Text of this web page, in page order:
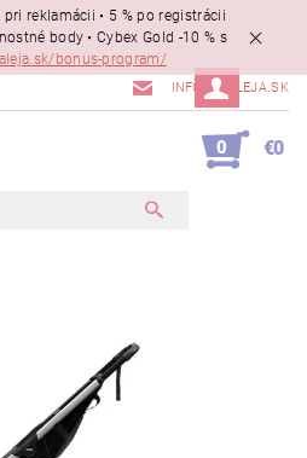
reklamácii • 5 % po registrácii
body • Cybex Gold -10 % s
bonus-program/
INFO@MALEJA.SK
0 €0